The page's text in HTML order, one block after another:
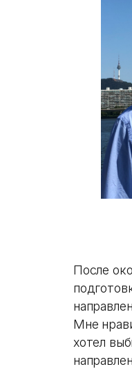
После
Мне
хотел